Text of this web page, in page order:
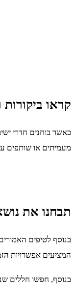
קראו
כאשר בוחנים חדרי
מעמיתים או שותפים
תבחנו את
בנוסף לטיפים
המציעים אפשרויות
בנוסף, חפשו חללים